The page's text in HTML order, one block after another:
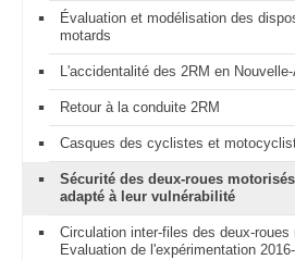
Évaluation et modélisation des
motards
L'accidentalité des 2RM en
Retour à la conduite 2RM
Casques des cyclistes et
Sécurité des deux-roues
adapté à leur vulnérabilité
Circulation inter-files des deux-roues
Evaluation de l'expérimentation